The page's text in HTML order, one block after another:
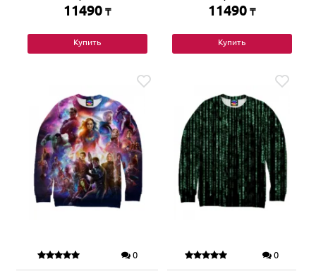
11490 ₸
Купить
11490 ₸
Купить
0 0